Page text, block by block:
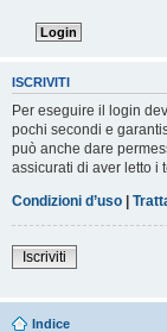
ISCRIVITI
Per eseguire il login
pochi secondi e
può anche dare
assicurati di aver letto i
Condizioni d’uso |
Iscriviti
Indice